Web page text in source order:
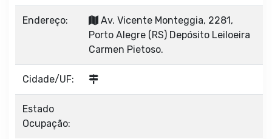
Endereço:
Av. Vicente Monteggia, 2281,
Porto Alegre (RS) Depósito Leiloeira
Carmen Pietoso.
Cidade/UF:
Estado
Ocupação: